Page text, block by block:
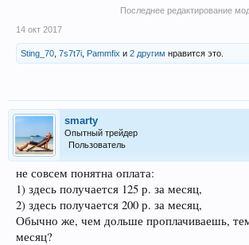
Последнее редактирование
14 окт 2017
Sting_70 7s7t7i Pammfix и 2 другим нравится это.
smarty
Опытный трейдер
Пользователь
не совсем понятна оплата:
1) здесь получается 125 р. за месяц,
2) здесь получается 200 р. за месяц,
Обычно же, чем дольше проплачиваешь,
месяц?